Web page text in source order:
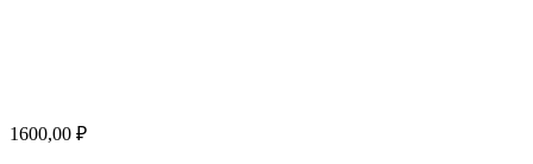
1600,00 ₽